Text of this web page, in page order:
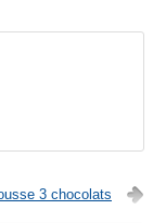
3 chocolats